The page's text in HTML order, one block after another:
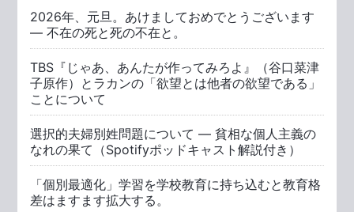
2026年、元旦。あけましておめでとうございます
― 不在の死と死の不在と。
TBS『じゃあ、あんたが作ってみろよ』（谷口菜津
子原作）とラカンの「欲望とは他者の欲望である」
ことについて
選択的夫婦別姓問題について ― 貧相な個人主義の
なれの果て（Spotifyポッドキャスト解説付き）
「個別最適化」学習を学校教育に持ち込むと教育格
差はますます拡大する。